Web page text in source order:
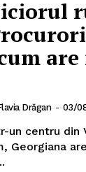
are
Drăgan - 03/
un centru din
Georgiana